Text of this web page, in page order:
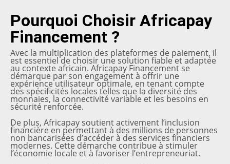
Pourquoi Choisir Africapay
Financement ?
Avec la multiplication des plateformes de paiement, il
est essentiel de choisir une solution fiable et adaptée
au contexte africain. Africapay Financement se
démarque par son engagement à offrir une
expérience utilisateur optimale, en tenant compte
des spécificités locales telles que la diversité des
monnaies, la connectivité variable et les besoins en
sécurité renforcée.
De plus, Africapay soutient activement l’inclusion
financière en permettant à des millions de personnes
non bancarisées d’accéder à des services financiers
modernes. Cette démarche contribue à stimuler
l’économie locale et à favoriser l’entrepreneuriat.